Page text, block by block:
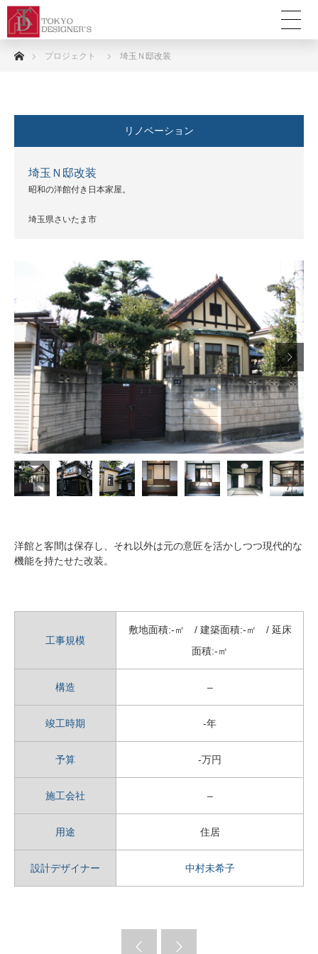
ホームプロジェクト 埼玉Ｎ邸改装
リノベーション
埼玉Ｎ邸改装
昭和の洋館付き日本家屋。
埼玉県さいたま市

洋館と客間は保存し、それ以外は元の意匠を活かしつつ現代的な
機能を持たせた改装。
工事規模
敷地面積:-㎡ / 建築面積:-㎡ / 延床
面積:-㎡
構造 –
竣工時期 -年
予算 -万円
施工会社 –
用途 住居
設計デザイナー 中村未希子